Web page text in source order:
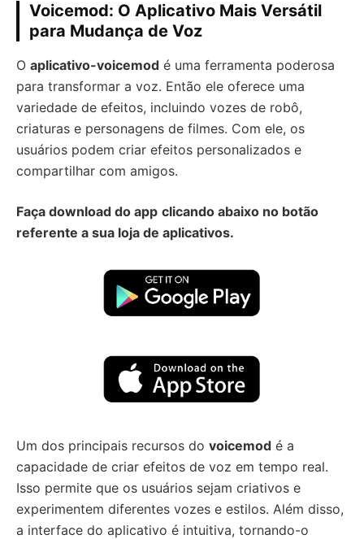
Voicemod: O Aplicativo Mais Versátil
para Mudança de Voz
O aplicativo-voicemod é uma ferramenta poderosa
para transformar a voz. Então ele oferece uma
variedade de efeitos, incluindo vozes de robô,
criaturas e personagens de filmes. Com ele, os
usuários podem criar efeitos personalizados e
compartilhar com amigos.
Faça download do app clicando abaixo no botão
referente a sua loja de aplicativos.
Um dos principais recursos do voicemod é a
capacidade de criar efeitos de voz em tempo real.
Isso permite que os usuários sejam criativos e
experimentem diferentes vozes e estilos. Além disso,
a interface do aplicativo é intuitiva, tornando-o